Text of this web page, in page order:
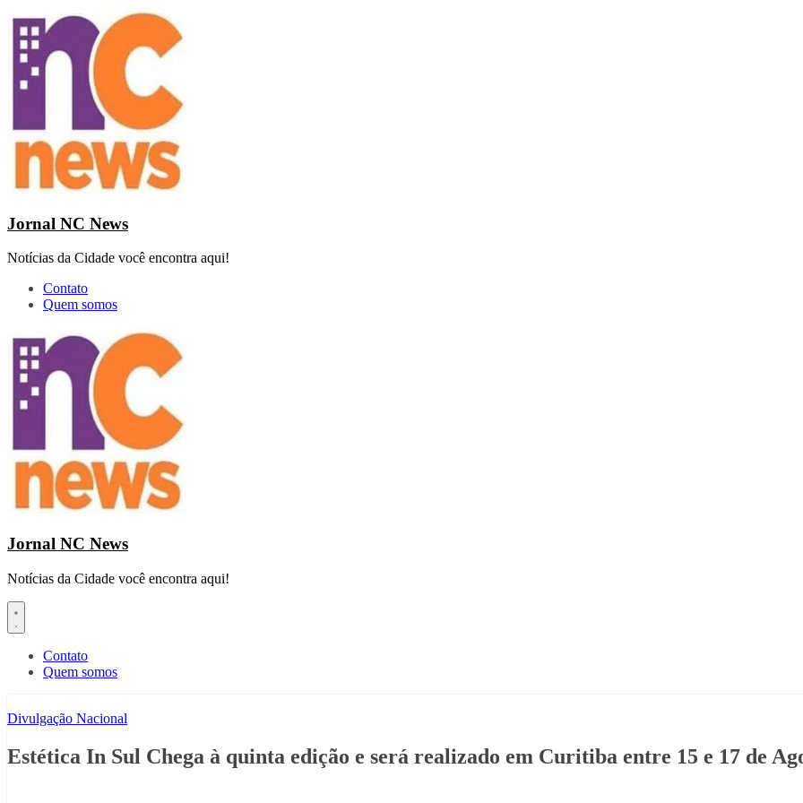
Pular
para
conteúdo
Jornal NC News
Notícias da Cidade você encontra aqui!
Contato
Quem somos
Jornal NC News
Notícias da Cidade você encontra aqui!
Contato
Quem somos
Divulgação Nacional
Estética In Sul Chega à quinta edição e será realizado em Curitiba entre 15 e 17 de